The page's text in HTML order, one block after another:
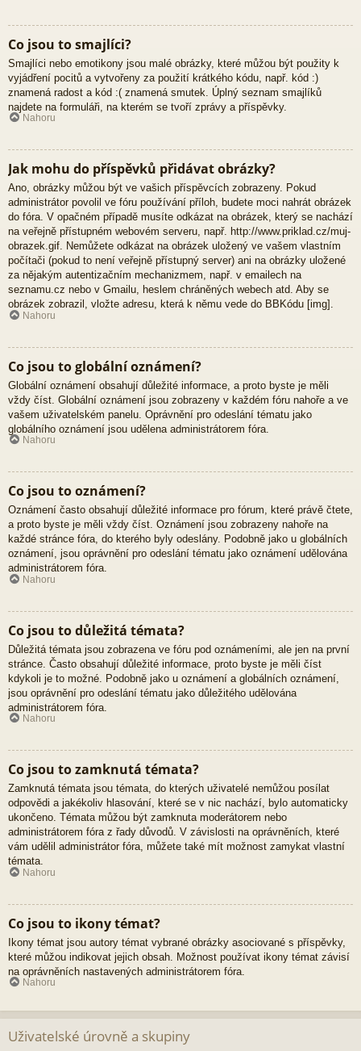
Co jsou to smajlíci?
Smajlíci nebo emotikony jsou malé obrázky, které můžou být použity k
vyjádření pocitů a vytvořeny za použití krátkého kódu, např. kód :)
znamená radost a kód :( znamená smutek. Úplný seznam smajlíků
najdete na formuláři, na kterém se tvoří zprávy a příspěvky.
Nahoru
Jak mohu do příspěvků přidávat obrázky?
Ano, obrázky můžou být ve vašich příspěvcích zobrazeny. Pokud
administrátor povolil ve fóru používání příloh, budete moci nahrát obrázek
do fóra. V opačném případě musíte odkázat na obrázek, který se nachází
na veřejně přístupném webovém serveru, např. http://www.priklad.cz/muj-
obrazek.gif. Nemůžete odkázat na obrázek uložený ve vašem vlastním
počítači (pokud to není veřejně přístupný server) ani na obrázky uložené
za nějakým autentizačním mechanizmem, např. v emailech na
seznamu.cz nebo v Gmailu, heslem chráněných webech atd. Aby se
obrázek zobrazil, vložte adresu, která k němu vede do BBKódu [img].
Nahoru
Co jsou to globální oznámení?
Globální oznámení obsahují důležité informace, a proto byste je měli
vždy číst. Globální oznámení jsou zobrazeny v každém fóru nahoře a ve
vašem uživatelském panelu. Oprávnění pro odeslání tématu jako
globálního oznámení jsou udělena administrátorem fóra.
Nahoru
Co jsou to oznámení?
Oznámení často obsahují důležité informace pro fórum, které právě čtete,
a proto byste je měli vždy číst. Oznámení jsou zobrazeny nahoře na
každé stránce fóra, do kterého byly odeslány. Podobně jako u globálních
oznámení, jsou oprávnění pro odeslání tématu jako oznámení udělována
administrátorem fóra.
Nahoru
Co jsou to důležitá témata?
Důležitá témata jsou zobrazena ve fóru pod oznámeními, ale jen na první
stránce. Často obsahují důležité informace, proto byste je měli číst
kdykoli je to možné. Podobně jako u oznámení a globálních oznámení,
jsou oprávnění pro odeslání tématu jako důležitého udělována
administrátorem fóra.
Nahoru
Co jsou to zamknutá témata?
Zamknutá témata jsou témata, do kterých uživatelé nemůžou posílat
odpovědi a jakékoliv hlasování, které se v nic nachází, bylo automaticky
ukončeno. Témata můžou být zamknuta moderátorem nebo
administrátorem fóra z řady důvodů. V závislosti na oprávněních, které
vám udělil administrátor fóra, můžete také mít možnost zamykat vlastní
témata.
Nahoru
Co jsou to ikony témat?
Ikony témat jsou autory témat vybrané obrázky asociované s příspěvky,
které můžou indikovat jejich obsah. Možnost používat ikony témat závisí
na oprávněních nastavených administrátorem fóra.
Nahoru
Uživatelské úrovně a skupiny